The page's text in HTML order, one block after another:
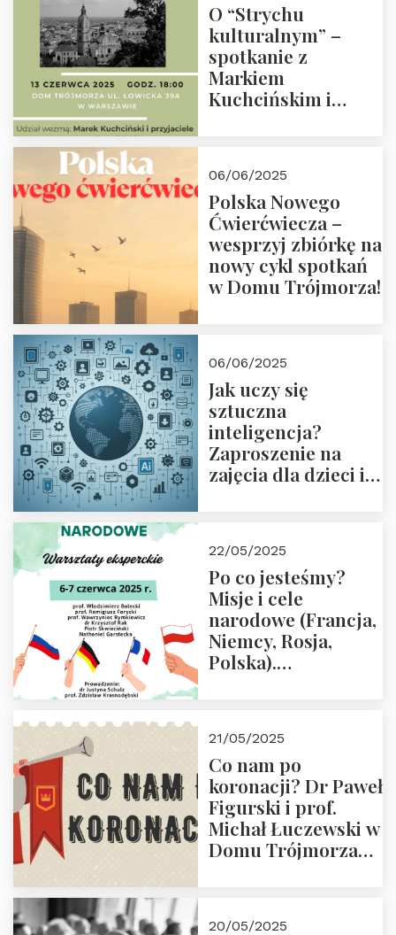
O “Strychu
kulturalnym” –
spotkanie z
Markiem
Kuchcińskim i
18:00
06/06/2025
Polska Nowego
Ćwierćwiecza –
wesprzyj zbiórkę na
nowy cykl spotkań
w Domu Trójmorza!
06/06/2025
Jak uczy się
sztuczna
inteligencja?
Zaproszenie na
zajęcia dla dzieci i
22/05/2025
Po co jesteśmy?
Misje i cele
narodowe (Francja,
Niemcy, Rosja,
Polska).
Zapraszamy do
zapisów.
21/05/2025
Co nam po
koronacji? Dr Paweł
Figurski i prof.
Michał Łuczewski w
Domu Trójmorza
20/05/2025